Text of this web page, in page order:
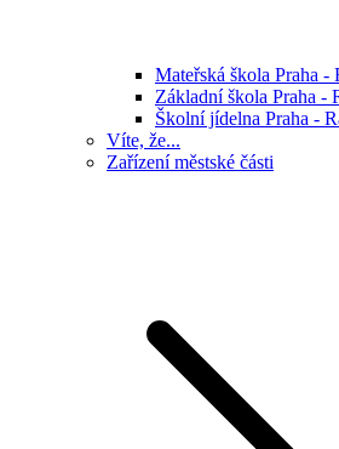
Mateřská škola Praha -
Základní škola Praha -
Školní jídelna Praha -
Víte, že...
Zařízení městské části